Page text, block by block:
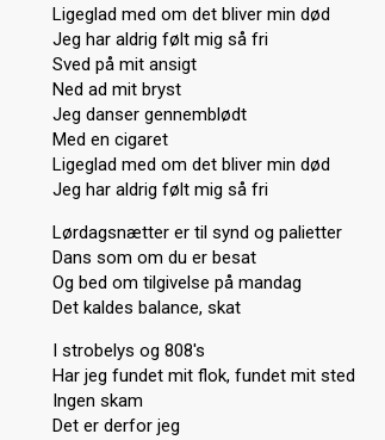
Ligeglad med om det bliver min død
Jeg har aldrig følt mig så fri
Sved på mit ansigt
Ned ad mit bryst
Jeg danser gennemblødt
Med en cigaret
Ligeglad med om det bliver min død
Jeg har aldrig følt mig så fri
Lørdagsnætter er til synd og palietter
Dans som om du er besat
Og bed om tilgivelse på mandag
Det kaldes balance, skat
I strobelys og 808's
Har jeg fundet mit flok, fundet mit sted
Ingen skam
Det er derfor jeg